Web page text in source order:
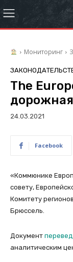
Мониторинг
The
24.03.2021
Facebook
«Коммюнике
совету,
Комитету
Брюссель.
Документ
аналитическим